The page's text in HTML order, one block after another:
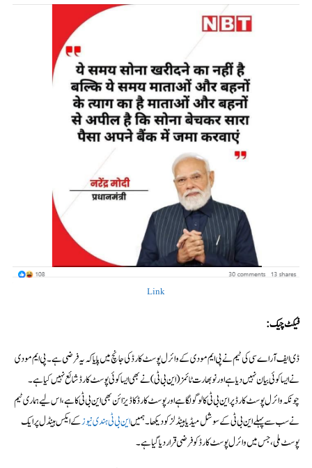
Link
فیکٹ چیک:
ڈی ایف آر اے سی کی ٹیم نے پی ایم مودی کے وائرل پوسٹ کارڈ کی جانچ میں پایا کہ یہ فرضی ہے۔ پی ایم مودی
نے ایسا کوئی بیان نہیں دیا ہے اور نو بھارت ٹائمز (این بی ٹی) نے بھی ایسا کوئی پوسٹ کارڈ شائع نہیں کیا ہے۔
چونکہ وائرل پوسٹ کارڈ پر این بی ٹی کا لوگو لگا ہے اور پوسٹ کارڈ کا ڈیزائن بھی این بی ٹی کا ہے، اس لیے ہماری ٹیم
نے سب سے پہلے این بی ٹی کے سوشل میڈیا ہینڈلز کو دیکھا۔ ہمیںاین بی ٹی ہندی نیوزکے ایکس ہینڈل پر ایک
پوسٹ ملی، جس میں وائرل پوسٹ کارڈ کو فرضی قرار دیا گیا ہے۔